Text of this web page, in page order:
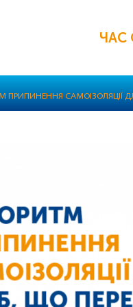
ЧАС
ПРИПИНЕННЯ САМОІЗОЛЯЦІЇ